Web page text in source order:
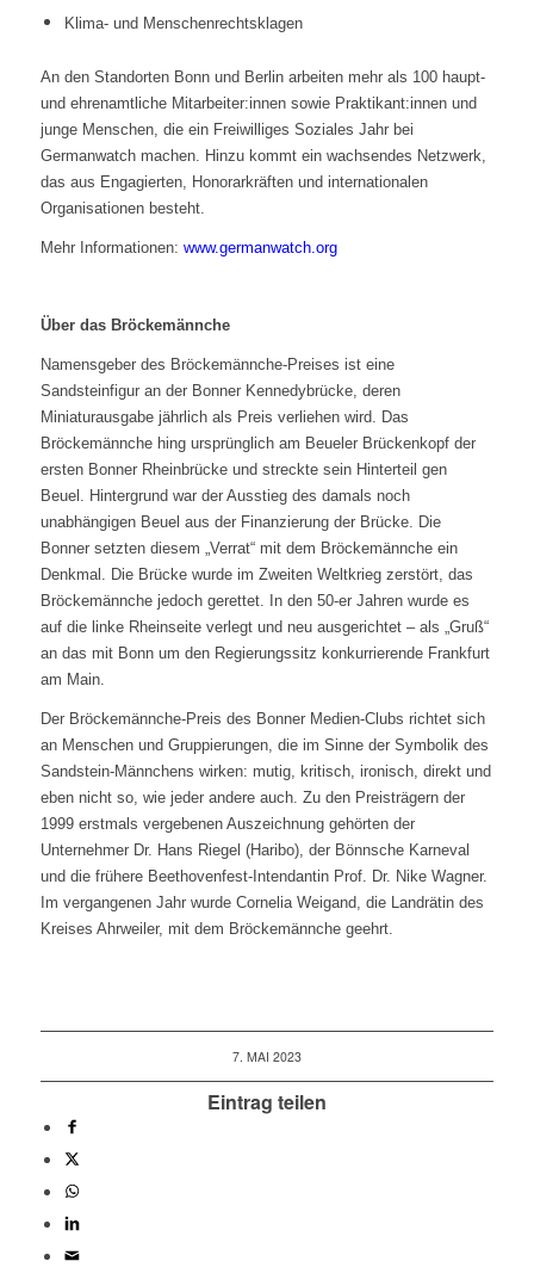
Klima- und Menschenrechtsklagen
An den Standorten Bonn und Berlin arbeiten mehr als 100 haupt-
und ehrenamtliche Mitarbeiter:innen sowie Praktikant:innen und
junge Menschen, die ein Freiwilliges Soziales Jahr bei
Germanwatch machen. Hinzu kommt ein wachsendes Netzwerk,
das aus Engagierten, Honorarkräften und internationalen
Organisationen besteht.
Mehr Informationen: www.germanwatch.org
Über das Bröckemännche
Namensgeber des Bröckemännche-Preises ist eine
Sandsteinfigur an der Bonner Kennedybrücke, deren
Miniaturausgabe jährlich als Preis verliehen wird. Das
Bröckemännche hing ursprünglich am Beueler Brückenkopf der
ersten Bonner Rheinbrücke und streckte sein Hinterteil gen
Beuel. Hintergrund war der Ausstieg des damals noch
unabhängigen Beuel aus der Finanzierung der Brücke. Die
Bonner setzten diesem „Verrat“ mit dem Bröckemännche ein
Denkmal. Die Brücke wurde im Zweiten Weltkrieg zerstört, das
Bröckemännche jedoch gerettet. In den 50-er Jahren wurde es
auf die linke Rheinseite verlegt und neu ausgerichtet – als „Gruß“
an das mit Bonn um den Regierungssitz konkurrierende Frankfurt
am Main.
Der Bröckemännche-Preis des Bonner Medien-Clubs richtet sich
an Menschen und Gruppierungen, die im Sinne der Symbolik des
Sandstein-Männchens wirken: mutig,
kritisch, ironisch, direkt und
eben nicht so, wie jeder andere auch. Zu den Preisträgern der
1999 erstmals vergebenen Auszeichnung gehörten der
Unternehmer Dr. Hans Riegel (Haribo), der Bönnsche Karneval
und die frühere Beethovenfest-Intendantin Prof. Dr. Nike Wagner.
Im vergangenen Jahr wurde Cornelia Weigand, die Landrätin des
Kreises Ahrweiler, mit dem Bröckemännche geehrt.
7. MAI 2023
Eintrag teilen